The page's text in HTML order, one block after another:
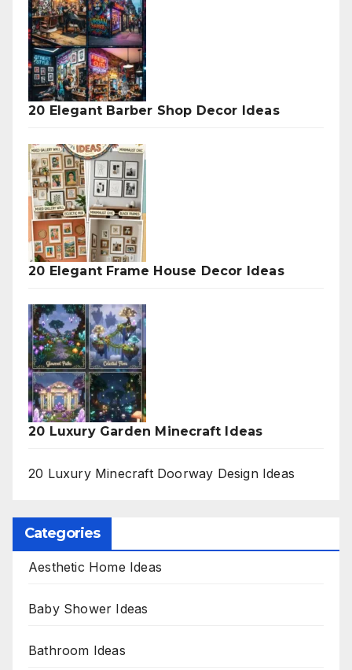
20 Elegant Barber Shop Decor Ideas
20 Elegant Frame House Decor Ideas
20 Luxury Garden Minecraft Ideas
20 Luxury Minecraft Doorway Design Ideas
Categories
Aesthetic Home Ideas
Baby Shower Ideas
Bathroom Ideas